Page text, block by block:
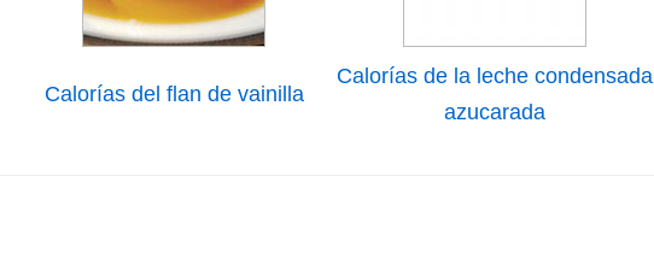
Calorías del flan de vainilla
Calorías de la leche condensada
azucarada